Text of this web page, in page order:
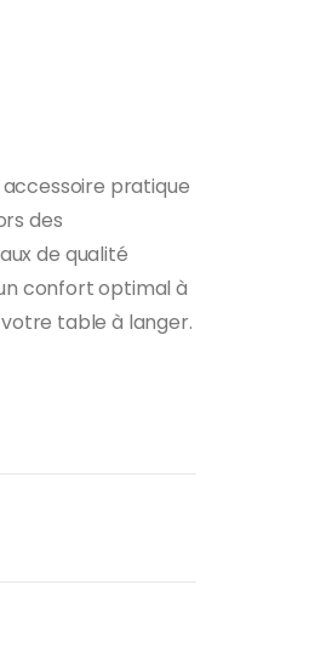
accessoire pratique
des
de qualité
confort optimal à
table à langer.